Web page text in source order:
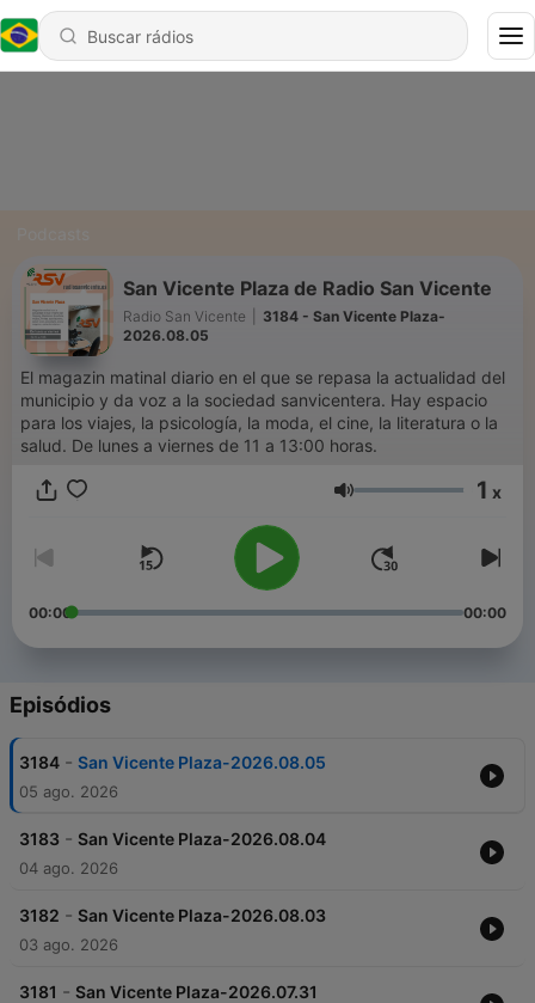
San Vicente Plaza de Radio San Vicente
Radio San Vicente
3184 - San Vicente Plaza-
2026.08.05
El magazin matinal diario en el que se repasa la actualidad del
municipio y da voz a la sociedad sanvicentera. Hay espacio
para los viajes, la psicología, la moda, el cine, la literatura o la
salud. De lunes a viernes de 11 a 13:00 horas.
Volume 1 x
00:00 00:00
Episódios
3184 - San Vicente Plaza-2026.08.05
05 ago. 2026
3183 - San Vicente Plaza-2026.08.04
04 ago. 2026
3182 - San Vicente Plaza-2026.08.03
03 ago. 2026
3181 - San Vicente Plaza-2026.07.31